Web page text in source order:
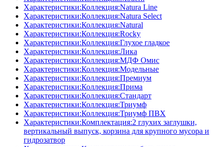
Характеристики:Коллекция:Natura Line
Характеристики:Коллекция:Natura Select
Характеристики:Коллекция:Natural
Характеристики:Коллекция:Rocky
Характеристики:Коллекция:Глухое гладкое
Характеристики:Коллекция:Лика
Характеристики:Коллекция:МДФ Омис
Характеристики:Коллекция:Модельные
Характеристики:Коллекция:Премиум
Характеристики:Коллекция:Прима
Характеристики:Коллекция:Стандарт
Характеристики:Коллекция:Триумф
Характеристики:Коллекция:Триумф ПВХ
Характеристики:Комплектация:2 глухих заглушки,
вертикальный выпуск, корзина для крупного мусора и
гидрозатвор